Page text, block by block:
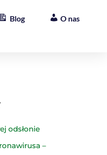
Blog O nas
odsłonie
–